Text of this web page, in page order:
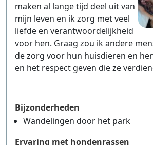
maken al lange tijd deel uit van
mijn leven en ik zorg met veel
liefde en verantwoordelijkheid
voor hen. Graag zou ik andere
de zorg voor hun huisdieren en
en het respect geven die ze
Bijzonderheden
Wandelingen door het park
Ervaring met hondenrassen